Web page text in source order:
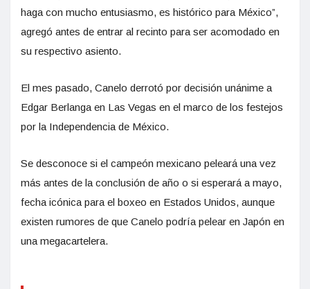
haga con mucho entusiasmo, es histórico para México”,
agregó antes de entrar al recinto para ser acomodado en
su respectivo asiento.
El mes pasado, Canelo derrotó por decisión unánime a
Edgar Berlanga en Las Vegas en el marco de los festejos
por la Independencia de México.
Se desconoce si el campeón mexicano peleará una vez
más antes de la conclusión de año o si esperará a mayo,
fecha icónica para el boxeo en Estados Unidos, aunque
existen rumores de que Canelo podría pelear en Japón en
una megacartelera.